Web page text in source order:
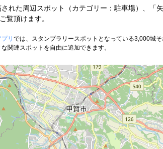
れた周辺スポット（カテゴリー：駐車場）、「
覧頂けます。
リ では、スタンプラリースポットとなっている3,000城そ
関連スポットを自由に追加できます。